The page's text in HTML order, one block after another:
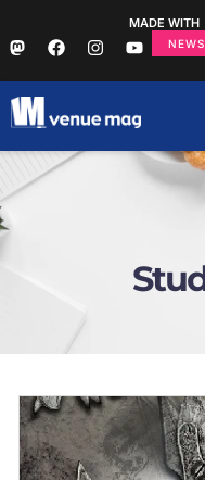
MADE WITH